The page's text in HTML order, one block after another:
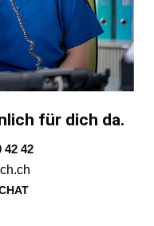
für dich da.
42 42